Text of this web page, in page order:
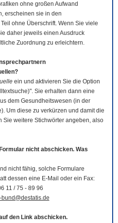
ohne großen Aufwand
erscheinen sie in den
ohne Überschrift. Wenn Sie viele
daher jeweils einen Ausdruck
Zuordnung zu erleichtern.
ein und aktivieren Sie die Option
Sie erhalten dann eine
dem Gesundheitswesen (in der
Um diese zu verkürzen und damit die
Sie weitere Stichwörter angeben, also
nicht abschicken. Was
nicht fähig, solche Formulare
dessen eine E-Mail oder ein Fax:
11 / 75 - 89 96
bund@destatis.de
den Link abschicken.